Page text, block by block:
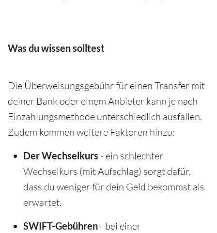
Was du wissen solltest
Die Überweisungsgebühr für einen Transfer mit
deiner Bank oder einem Anbieter kann je nach
Einzahlungsmethode unterschiedlich ausfallen.
Zudem kommen weitere Faktoren hinzu:
Der Wechselkurs - ein schlechter
Wechselkurs (mit Aufschlag) sorgt dafür,
dass du weniger für dein Geld bekommst als
erwartet.
SWIFT-Gebühren - bei einer